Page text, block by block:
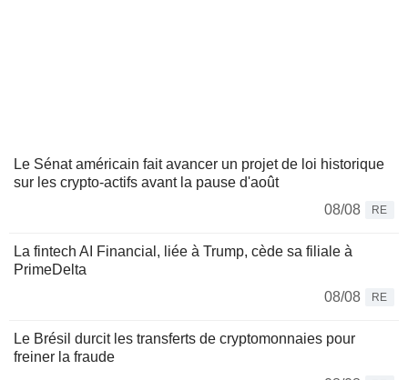
Le Sénat américain fait avancer un projet de loi historique
sur les crypto-actifs avant la pause d'août
08/08
RE
La fintech AI Financial, liée à Trump, cède sa filiale à
PrimeDelta
08/08
RE
Le Brésil durcit les transferts de cryptomonnaies pour
freiner la fraude